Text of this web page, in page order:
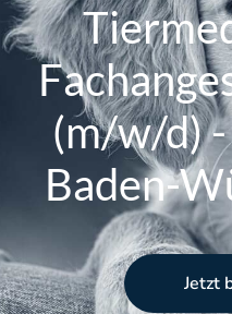
(m/w/d)
Baden-
Jetzt